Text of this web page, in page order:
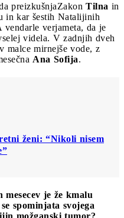
preizkušnjaZakon Tilna in
in kar šestih Natalijinih
verjameta, da je
videla. V zadnjih dveh
malce mirnejše vode, z
Ana Sofija.
ženi: “Nikoli nisem
je že kmalu
spominjata svojega
možganski tumor?